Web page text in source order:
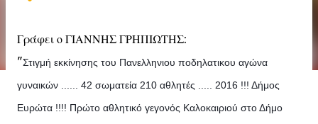
Γράφει ο ΓΙΑΝΝΗΣ ΓΡΗΠΙΩΤΗΣ:
"Στιγμή εκκίνησης του Πανελληνιου ποδηλατικου αγώνα
γυναικών ...... 42 σωματεία 210 αθλητές ..... 2016 !!! Δήμος
Ευρώτα !!!! Πρώτο αθλητικό γεγονός Καλοκαιριού στο Δήμο